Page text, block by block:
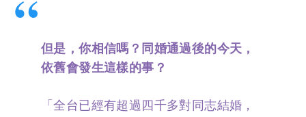
支持我們
演講邀約
但是，你相信嗎？同婚通過後的今天，
依舊會發生這樣的事？
「全台已經有超過四千多對同志結婚，